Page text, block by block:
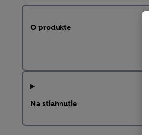
O produkte
Na stiahnutie